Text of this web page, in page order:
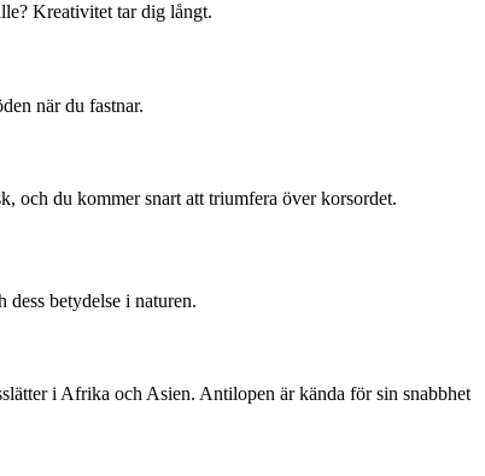
Kreativitet tar dig långt.
när du fastnar.
och du kommer snart att triumfera över korsordet.
betydelse i naturen.
i Afrika och Asien. Antilopen är kända för sin snabbhet